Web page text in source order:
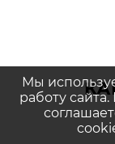
Мы
работу